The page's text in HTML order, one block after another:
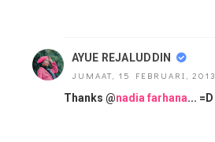
AYUE REJALUDDIN
JUMAAT, 15 FEBRUARI, 2013
Thanks @nadia farhana... =D